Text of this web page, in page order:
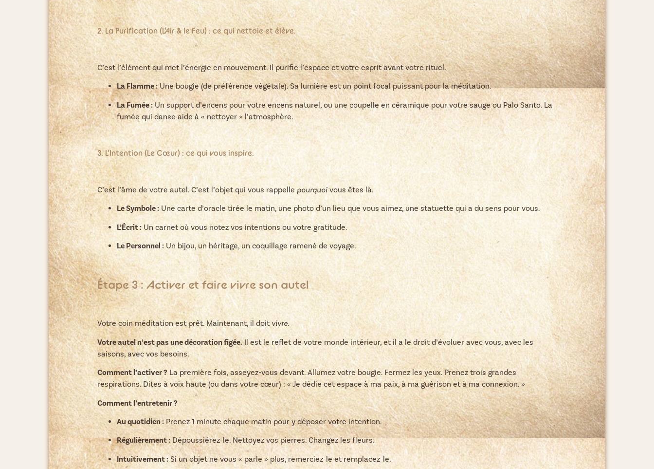
2. La Purification (L’Air & le Feu) : ce qui nettoie et élève.
C’est l’élément qui met l’énergie en mouvement. Il purifie l’espace et votre esprit avant votre rituel.
La Flamme :Une bougie (de préférence végétale). Sa lumière est un point focal puissant pour la méditation.
La Fumée :Un support d’encens pour votre encens naturel, ou une coupelle en céramique pour votre sauge ou Palo Santo. La
fumée qui danse aide à « nettoyer » l’atmosphère.
3. L’Intention (Le Cœur) : ce qui vous inspire.
C’est l’âme de votre autel. C’est l’objet qui vous rappelle pourquoivous êtes là.
Le Symbole :Une carte d’oracle tirée le matin, une photo d’un lieu que vous aimez, une statuette qui a du sens pour vous.
L’Écrit : Un carnet où vous notez vos intentions ou votre gratitude.
Le Personnel : Un bijou, un héritage, un coquillage ramené de voyage.
Étape 3 : Activer et faire vivre son autel
Votre coin méditation est prêt. Maintenant, il doit vivre.
Votre autel n’est pas une décoration figée.Il est le reflet de votre monde intérieur, et il a le droit d’évoluer avec vous, avec les
saisons, avec vos besoins.
Comment l’activer ?La première fois, asseyez-vous devant. Allumez votre bougie. Fermez les yeux. Prenez trois grandes
respirations. Dites à voix haute (ou dans votre cœur) : « Je dédie cet espace à ma paix, à ma guérison et à ma connexion. »
Comment l’entretenir ?
Au quotidien :Prenez 1 minute chaque matin pour y déposer votre intention.
Régulièrement :Dépoussiérez-le. Nettoyez vos pierres. Changez les fleurs.
Intuitivement :Si un objet ne vous « parle » plus, remerciez-le et remplacez-le.